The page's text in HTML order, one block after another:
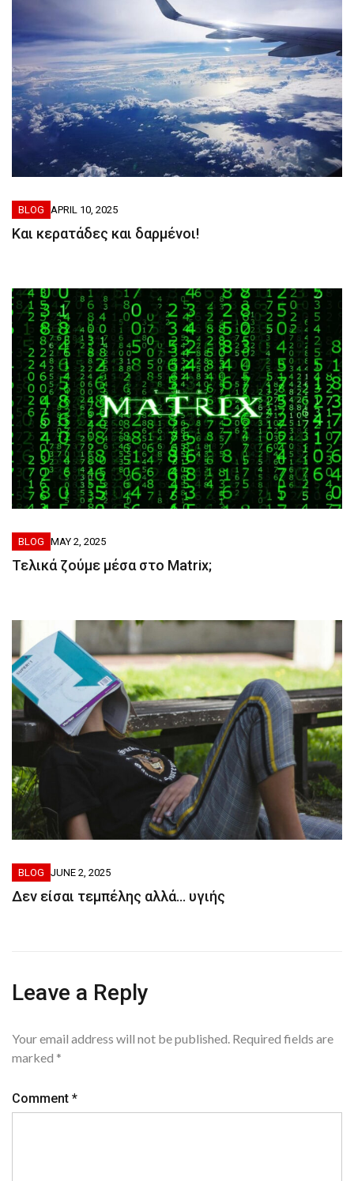
BLOG APRIL 10, 2025
Και κερατάδες και δαρμένοι!
BLOG MAY 2, 2025
Τελικά ζούμε μέσα στο Matrix;
BLOG JUNE 2, 2025
Δεν είσαι τεμπέλης αλλά… υγιής
Leave a Reply
Your email address will not be published. Required fields are
marked *
Comment *